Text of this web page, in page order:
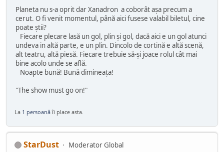
Planeta nu s-a oprit dar Xanadron a coborât așa precum a
cerut. O fi venit momentul, până aici fusese valabil biletul, cine
poate știi?
Fiecare plecare lasă un gol, plin și gol, dacă aici e un gol atunci
undeva in altă parte, e un plin. Dincolo de cortină e altă scenă,
alt teatru, altă piesă. Fiecare trebuie să-și joace rolul cât mai
bine acolo unde se află.
Noapte bună! Bună dimineața!
"The show must go on!"
La 1 persoanăîi place asta.
StarDust Moderator Global